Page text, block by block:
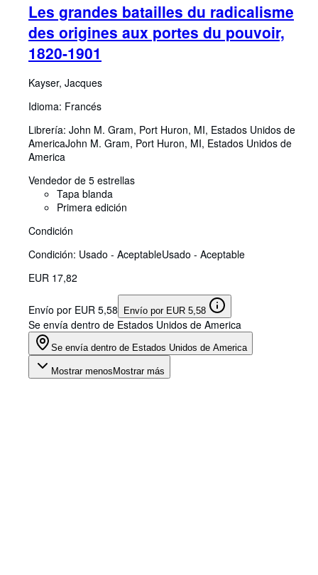
Les grandes batailles du radicalisme
des origines aux portes du pouvoir,
1820-1901
Kayser, Jacques
Idioma: Francés
Librería: John M. Gram, Port Huron, MI, Estados Unidos de
AmericaJohn M. Gram, Port Huron, MI, Estados Unidos de
America
Vendedor de 5 estrellas
Tapa blanda
Primera edición
Condición
Condición: Usado - AceptableUsado - Aceptable
EUR 17,82
Envío por EUR 5,58 Envío por EUR 5,58
Se envía dentro de Estados Unidos de America
Se envía dentro de Estados Unidos de America
Mostrar menosMostrar más